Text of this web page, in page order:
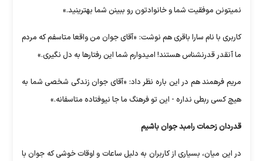
نمیتونن موفقیت شما و خانوادتون رو ببینن شما بهترینید.»
کاربری با نام سارا باقری هم نوشت: «آقای جوان من واقعا متاسفم که مردم
ما آنقدر قدرنشناس هستند! امیدوارم شما این رفتارها به دل نگیری.»
مریم فرهمند هم در این باره نظر داد: «آقای جوان زندگی شخصی شما به
هیچ کسی ربطی نداره - این تو فرهنگ ما جا نیوفتاده متاسفانه.»
قدردان زحمات رامبد جوان باشیم
در این میان، بسیاری از کاربران به دلیل ساعات و اوقات خوشی که جوان با